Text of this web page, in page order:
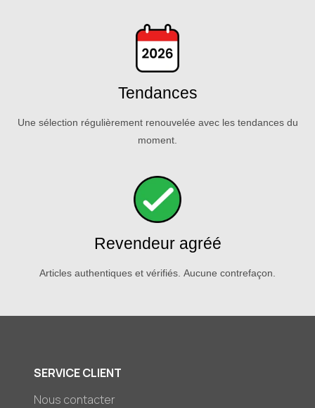
Tendances
Une sélection régulièrement renouvelée avec les tendances du
moment.
Revendeur agréé
Articles authentiques et vérifiés. Aucune contrefaçon.
SERVICE CLIENT
Nous contacter